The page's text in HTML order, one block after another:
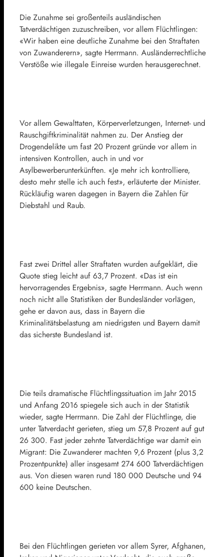
Die Zunahme sei großenteils ausländischen
Tatverdächtigen zuzuschreiben, vor allem Flüchtlingen:
«Wir haben eine deutliche Zunahme bei den Straftaten
von Zuwanderern», sagte Herrmann. Ausländerrechtliche
Verstöße wie illegale Einreise wurden herausgerechnet.
Vor allem Gewalttaten, Körperverletzungen, Internet- und
Rauschgiftkriminalität nahmen zu. Der Anstieg der
Drogendelikte um fast 20 Prozent gründe vor allem in
intensiven Kontrollen, auch in und vor
Asylbewerberunterkünften. «Je mehr ich kontrolliere,
desto mehr stelle ich auch fest», erläuterte der Minister.
Rückläufig waren dagegen in Bayern die Zahlen für
Diebstahl und Raub.
Fast zwei Drittel aller Straftaten wurden aufgeklärt, die
Quote stieg leicht auf 63,7 Prozent. «Das ist ein
hervorragendes Ergebnis», sagte Herrmann. Auch wenn
noch nicht alle Statistiken der Bundesländer vorlägen,
gehe er davon aus, dass in Bayern die
Kriminalitätsbelastung am niedrigsten und Bayern damit
das sicherste Bundesland ist.
Die teils dramatische Flüchtlingssituation im Jahr 2015
und Anfang 2016 spiegele sich auch in der Statistik
wieder, sagte Herrmann. Die Zahl der Flüchtlinge, die
unter Tatverdacht gerieten, stieg um 57,8 Prozent auf gut
26 300. Fast jeder zehnte Tatverdächtige war damit ein
Migrant: Die Zuwanderer machten 9,6 Prozent (plus 3,2
Prozentpunkte) aller insgesamt 274 600 Tatverdächtigen
aus. Von diesen waren rund 180 000 Deutsche und 94
600 keine Deutschen.
Bei den Flüchtlingen gerieten vor allem Syrer, Afghanen,